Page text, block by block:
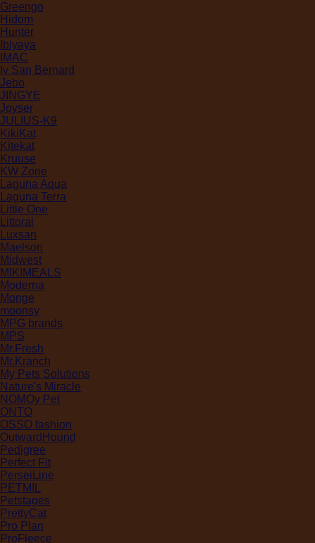
Greengo
Hidom
Hunter
Ibiyaya
IMAC
Iv San Bernard
Jebo
JINGYE
Joyser
JULIUS-K9
KikiKat
Kitekat
Kruuse
KW Zone
Laguna Aqua
Laguna Terra
Little One
Littoral
Luxsan
Maelson
Midwest
MIKIMEALS
Moderna
Monge
moonsy
MPG brands
MPS
Mr.Fresh
Mr.Kranch
My Pets Solutions
Nature's Miracle
NOMOy Pet
ONTO
OSSO fashion
OutwardHound
Pedigree
Perfect Fit
PerseiLine
PETMIL
Petstages
PrettyCat
Pro Plan
ProFleece